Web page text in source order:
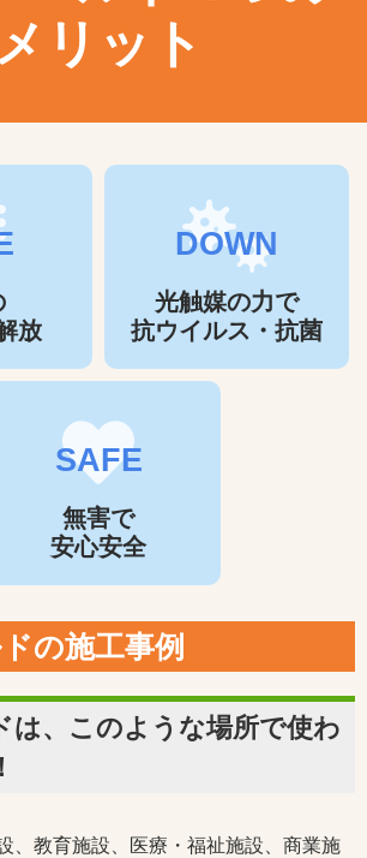
リット
放
DOWN
光触媒の力で
抗ウイルス・抗菌
SAFE
無害で
安心安全
の施工事例
は、このような場所で使わ
、教育施設、医療・福祉施設、商業施